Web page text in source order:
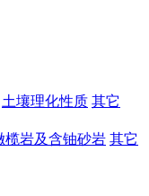
土壤理化性质 其它
榄岩及含铀砂岩 其它